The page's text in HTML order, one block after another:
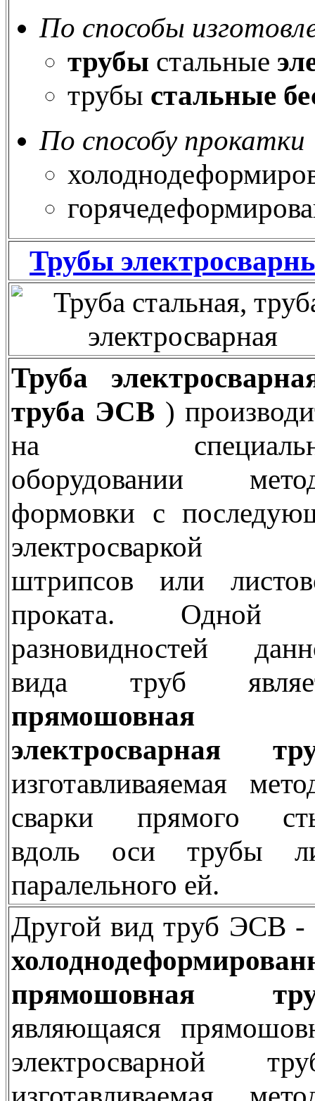
По способы
трубы стальные
трубы стальные
По способу прокатки
Трубы
Труба
труба ЭСВ )
на
оборудовании
формовки с
электросваркой
штрипсов или
проката. Одной
разновидностей
вида труб
прямошовная
электросварная
изготавливаяемая
сварки прямого
вдоль оси трубы
паралельного ей.
Другой вид труб ЭСВ -
прямошовная
являющаяся
электросварной